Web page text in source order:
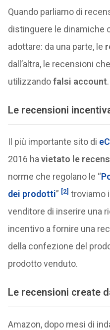
Quando parliamo di
distinguere le dinamiche
adottare: da una parte, le
dall’altra, le recensioni
utilizzandofalsi account.
Le recensioni
Il più importante sito di
2016 ha vietato le
norme che regolano le “
dei prodotti” [2] troviamo
venditore di inserire una
incentivo a fornire una
della confezione del
prodotto venduto.
Le recensioni create
Amazon, dopo mesi di